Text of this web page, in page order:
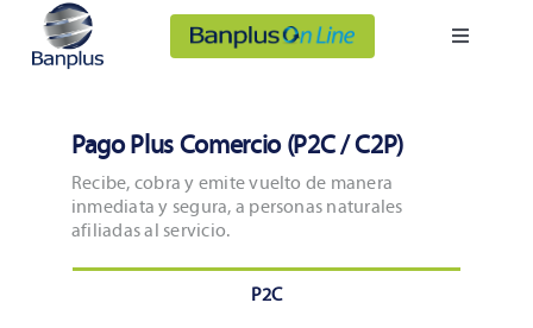
Saltar
contenido
Banplus On Line
Toggle
Empresas
Pago Plus Comercio (P2C / C2P)
Recibe, cobra y emite vuelto de manera
inmediata y segura, a personas naturales
afiliadas al servicio.
P2C